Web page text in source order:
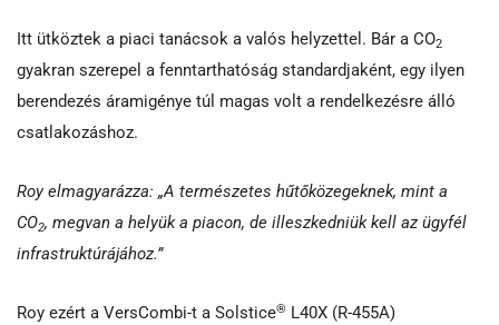
Itt ütköztek a piaci tanácsok a valós helyzettel. Bár a CO2
gyakran szerepel a fenntarthatóság standardjaként, egy ilyen
berendezés áramigénye túl magas volt a rendelkezésre álló
csatlakozáshoz.
Roy elmagyarázza: „A természetes hűtőközegeknek, mint a
CO2, megvan a helyük a piacon, de illeszkedniük kell az ügyfél
infrastruktúrájához.”
Roy ezért a VersCombi-t a Solstice® L40X (R-455A)